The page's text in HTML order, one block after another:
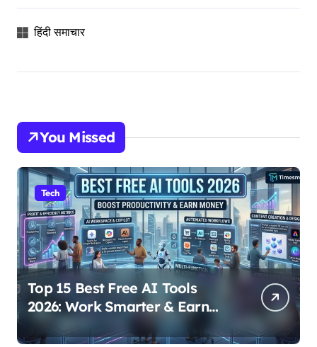
हिंदी समाचार
You Missed
Tech
Top 15 Best Free AI Tools
2026: Work Smarter & Earn
Online